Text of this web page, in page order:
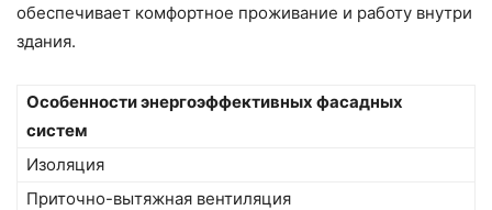
обеспечивает комфортное проживание и работу внутри
здания.
Особенности энергоэффективных фасадных
систем
Изоляция
Приточно-вытяжная вентиляция